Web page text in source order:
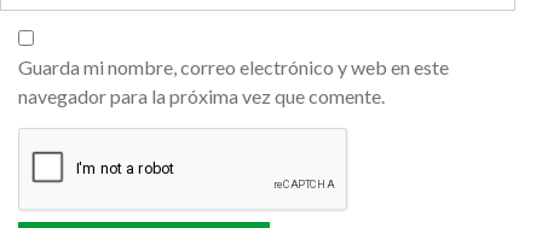
Guarda mi nombre, correo electrónico y web en este
navegador para la próxima vez que comente.